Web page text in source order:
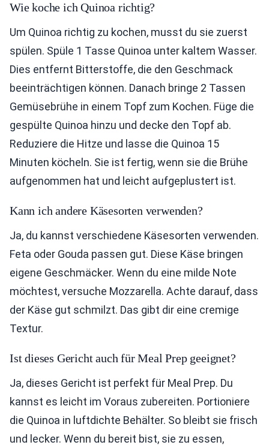
Wie koche ich Quinoa richtig?
Um Quinoa richtig zu kochen, musst du sie zuerst
spülen. Spüle 1 Tasse Quinoa unter kaltem Wasser.
Dies entfernt Bitterstoffe, die den Geschmack
beeinträchtigen können. Danach bringe 2 Tassen
Gemüsebrühe in einem Topf zum Kochen. Füge die
gespülte Quinoa hinzu und decke den Topf ab.
Reduziere die Hitze und lasse die Quinoa 15
Minuten köcheln. Sie ist fertig, wenn sie die Brühe
aufgenommen hat und leicht aufgeplustert ist.
Kann ich andere Käsesorten verwenden?
Ja, du kannst verschiedene Käsesorten verwenden.
Feta oder Gouda passen gut. Diese Käse bringen
eigene Geschmäcker. Wenn du eine milde Note
möchtest, versuche Mozzarella. Achte darauf, dass
der Käse gut schmilzt. Das gibt dir eine cremige
Textur.
Ist dieses Gericht auch für Meal Prep geeignet?
Ja, dieses Gericht ist perfekt für Meal Prep. Du
kannst es leicht im Voraus zubereiten. Portioniere
die Quinoa in luftdichte Behälter. So bleibt sie frisch
und lecker. Wenn du bereit bist, sie zu essen,